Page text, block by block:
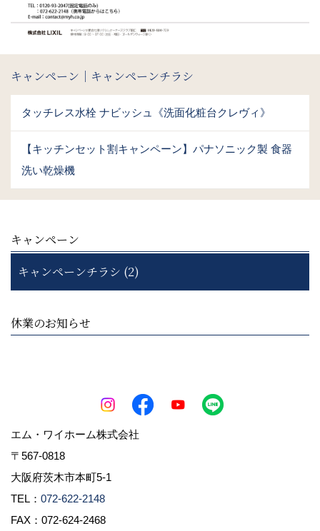
キャンペーン｜キャンペーンチラシ
タッチレス水栓 ナビッシュ《洗面化粧台クレヴィ》
【キッチンセット割キャンペーン】パナソニック製 食器
洗い乾燥機
キャンペーン
キャンペーンチラシ (2)
休業のお知らせ
エム・ワイホーム株式会社
〒567-0818
大阪府茨木市本町5-1
TEL： 072-622-2148
FAX：072-624-2468